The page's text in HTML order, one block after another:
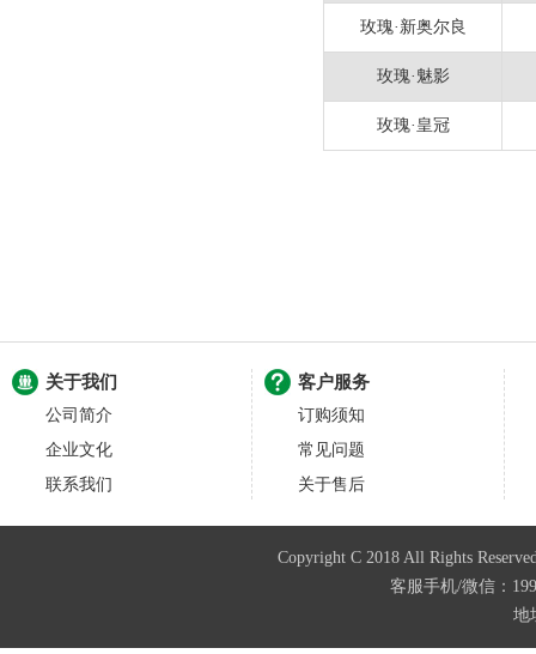
玫瑰·新奥尔良
玫瑰·魅影
玫瑰·皇冠
关于我们
公司简介
企业文化
联系我们
客户服务
订购须知
常见问题
关于售后
Copyright C 2018 All Rights
客服手机/微信：
地